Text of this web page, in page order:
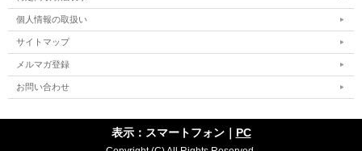
個人情報の取扱い
サイトマップ
メルマガ登録
お問い合わせ
表示：スマートフォン｜ PC